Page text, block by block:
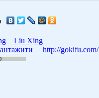
Liu Xing
http://gokifu.com/